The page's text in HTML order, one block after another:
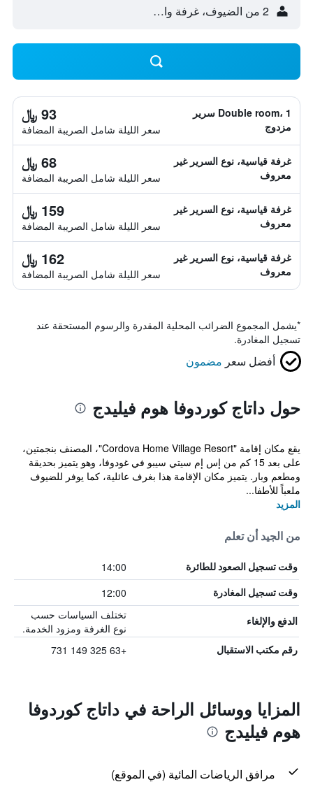
2 من الضيوف، غرفة واحدة
Double room، 1 سرير
مزدوج
93 ﷼
سعر الليلة شامل الصريبة المضافة
غرفة قياسية، نوع السرير غير
معروف
68 ﷼
سعر الليلة شامل الصريبة المضافة
غرفة قياسية، نوع السرير غير
معروف
159 ﷼
سعر الليلة شامل الصريبة المضافة
غرفة قياسية، نوع السرير غير
معروف
162 ﷼
سعر الليلة شامل الصريبة المضافة
*يشمل المجموع الضرائب المحلية المقدرة والرسوم المستحقة عند
تسجيل المغادرة.
أفضل سعر مضمون
حول داتاج كوردوفا هوم فيليدج
يقع مكان إقامة "Cordova Home Village Resort"، المصنف بنجمتين،
على بعد 15 كم من إس إم سيتي سيبو في غودوفا، وهو يتميز بحديقة
ومطعم وبار. يتميز مكان الإقامة هذا بغرف عائلية، كما يوفر للضيوف
ملعباً للأطفا...
المزيد
من الجيد أن تعلم
وقت تسجيل الصعود للطائرة 14:00
وقت تسجيل المغادرة 12:00
الدفع والإلغاء
تختلف السياسات حسب
نوع الغرفة ومزود الخدمة.
رقم مكتب الاستقبال +63 325 149 731
المزايا ووسائل الراحة في داتاج كوردوفا
هوم فيليدج
مرافق الرياضات المائية (في الموقع)